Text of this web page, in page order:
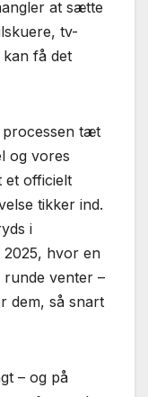
at sætte
tv-
få det
processen tæt
og vores
et officielt
tikker ind.
i
hvor en
runde venter –
dem, så snart
– og på